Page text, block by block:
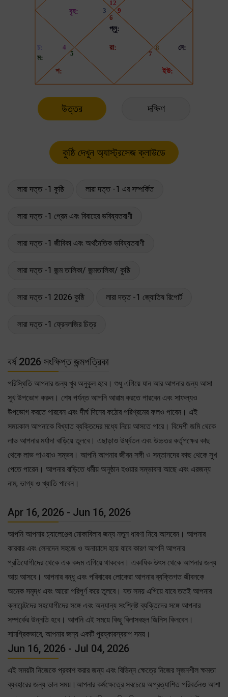
উত্তর দক্ষিণ
লারা দত্ত -1 কুষ্ঠি লারা দত্ত -1 এর সম্পর্কিত
লারা দত্ত -1 প্রেম এবং বিবাহের ভবিষ্যতবাণী
লারা দত্ত -1 জীবিকা এবং অর্থনৈতিক ভবিষ্যতবাণী
লারা দত্ত -1 জন্ম তালিকা/ জন্মতালিকা/ কুষ্ঠি
লারা দত্ত -1 2026 কুষ্ঠি লারা দত্ত -1 জ্যোতিষ রিপোর্ট
লারা দত্ত -1 ফ্রেনলজির চিত্র
বর্ষ 2026 সংক্ষিপ্ত জন্মপত্রিকা
পরিস্থিতি আপনার জন্য খুব অনুকূল হবে। শুধু এগিয়ে যান আর আপনার জন্য আসা
সুখ উপভোগ করুন। শেষ পর্যন্ত আপনি আরাম করতে পারবেন এবং সাফল্যও
উপভোগ করতে পারবেন এবং দীর্ঘ দিনের কঠোর পরিশ্রমের ফলও পাবেন। এই
সময়কাল আপনাকে বিখ্যাত ব্যক্তিদের মধ্যে নিয়ে আসতে পারে। বিদেশী জমি থেকে
লাভ আপনার মর্যাদা বাড়িয়ে তুলবে। এছাড়াও উর্ধ্বতন এবং উচ্চতর কর্তৃপক্ষের কাছ
থেকে লাভ পাওয়াও সম্ভব। আপনি আপনার জীবন সঙ্গী ও সন্তানদের কাছ থেকে সুখ
পেতে পারেন। আপনার বাড়িতে ধর্মীয় অনুষ্ঠান হওয়ার সম্ভাবনা আছে এবং এরজন্য
নাম, ভাগ্য ও খ্যাতি পাবেন।
Apr 16, 2026 - Jun 16, 2026
আপনি আপনার চ্যালেঞ্জের মোকাবিলার জন্য নতুন ধারণা নিয়ে আসবেন। আপনার
কারবার এবং লেনদেন সহজে ও অনায়াসে হয়ে যাবে কারণ আপনি আপনার
প্রতিযোগীদের থেকে এক কদম এগিয়ে থাকবেন। একাধিক উৎস থেকে আপনার জন্য
আয় আসবে। আপনার বন্ধু এবং পরিবারের লোকেরা আপনার ব্যক্তিগত জীবনকে
অনেক সমৃদ্ধ এবং আরো পরিপূর্ণ করে তুলবে। যত সময় এগিয়ে যাবে ততই আপনার
ক্লায়েন্টদের সহযোগীদের সঙ্গে এবং অন্যান্য সংশ্লিষ্ট ব্যক্তিদের সঙ্গে আপনার
সম্পর্কের উন্নতি হবে। আপনি এই সময়ে কিছু বিলাসবহুল জিনিস কিনবেন।
সামগ্রিকভাবে, আপনার জন্য একটি পুরষ্কারস্বরূপ সময়।
Jun 16, 2026 - Jul 04, 2026
এই সময়টা নিজেকে প্রকাশ করার জন্য এবং বিভিন্ন ক্ষেত্রে নিজের সৃজনশীল ক্ষমতা
ব্যবহারের জন্য ভাল সময়।আপনার কর্মক্ষেত্রে সবচেয়ে অপ্রত্যাশিত পরিবর্তনও আশা